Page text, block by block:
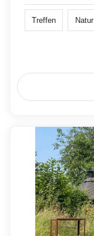
Treffen Natur